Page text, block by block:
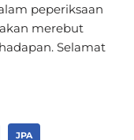
peperiksaan
merebut
Selamat
JPA